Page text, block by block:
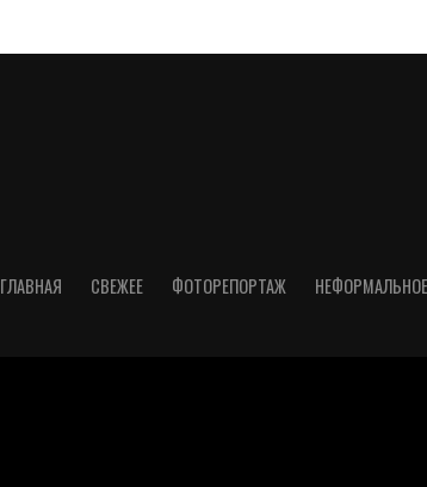
ГЛАВНАЯ СВЕЖЕЕ ФОТОРЕПОРТАЖ НЕФОРМАЛЬНОЕ